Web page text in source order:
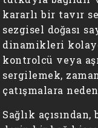
kararlı bir tavır
sezgisel doğası
dinamikleri
kontrolcü veya
sergilemek,
çatışmalara
Sağlık